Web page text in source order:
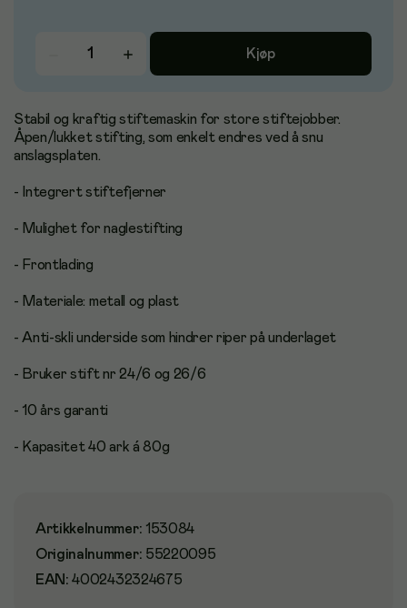
Kjøp
Stabil og kraftig stiftemaskin for store stiftejobber.
Åpen/lukket stifting, som enkelt endres ved å snu
anslagsplaten.
- Integrert stiftefjerner
- Mulighet for naglestifting
- Frontlading
- Materiale: metall og plast
- Anti-skli underside som hindrer riper på underlaget
- Bruker stift nr 24/6 og 26/6
- 10 års garanti
- Kapasitet 40 ark á 80g
Artikkelnummer: 153084
Originalnummer: 55220095
EAN: 4002432324675